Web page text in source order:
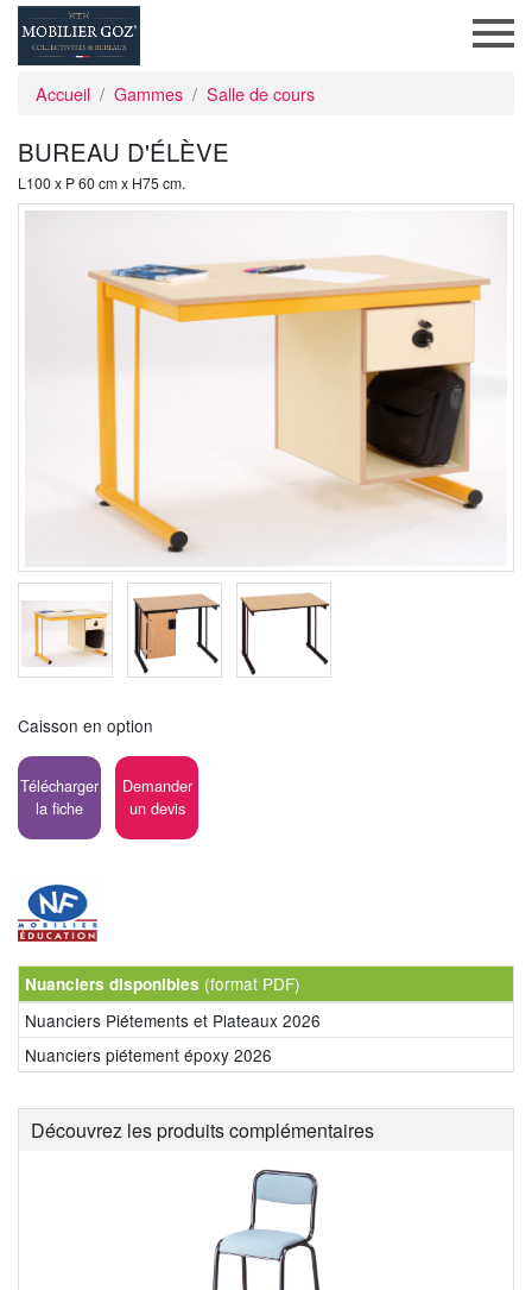
Accueil Gammes Salle de cours
BUREAU D'ÉLÈVE
L100 x P 60 cm x H75 cm.
Caisson en option
Télécharger
la fiche
Demander
un devis
Nuanciers disponibles (format PDF)
Nuanciers Piétements et Plateaux 2026
Nuanciers piétement époxy 2026
Découvrez les produits complémentaires